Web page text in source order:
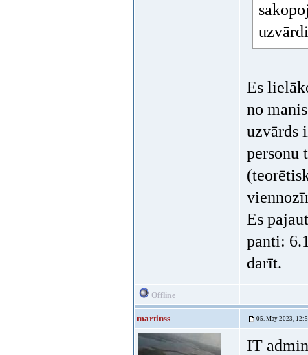
Es
no
uzvārds
personu
Es
panti:
darīt.
Offline
martinss 05. May 2023,
IT